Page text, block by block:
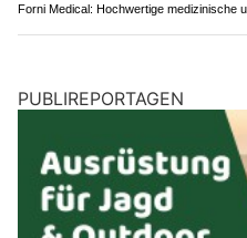
Forni Medical: Hochwertige medizinische
PUBLIREPORTAGEN